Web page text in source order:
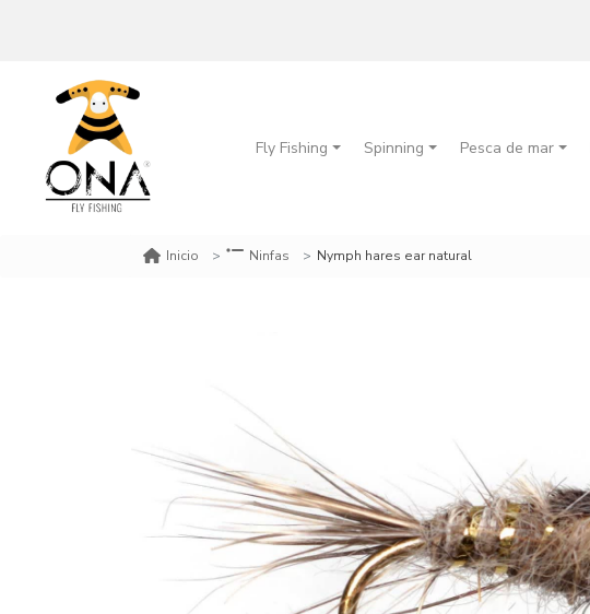
Fly Fishing Spinning Pesca de mar
Inicio Ninfas Nymph hares ear natural